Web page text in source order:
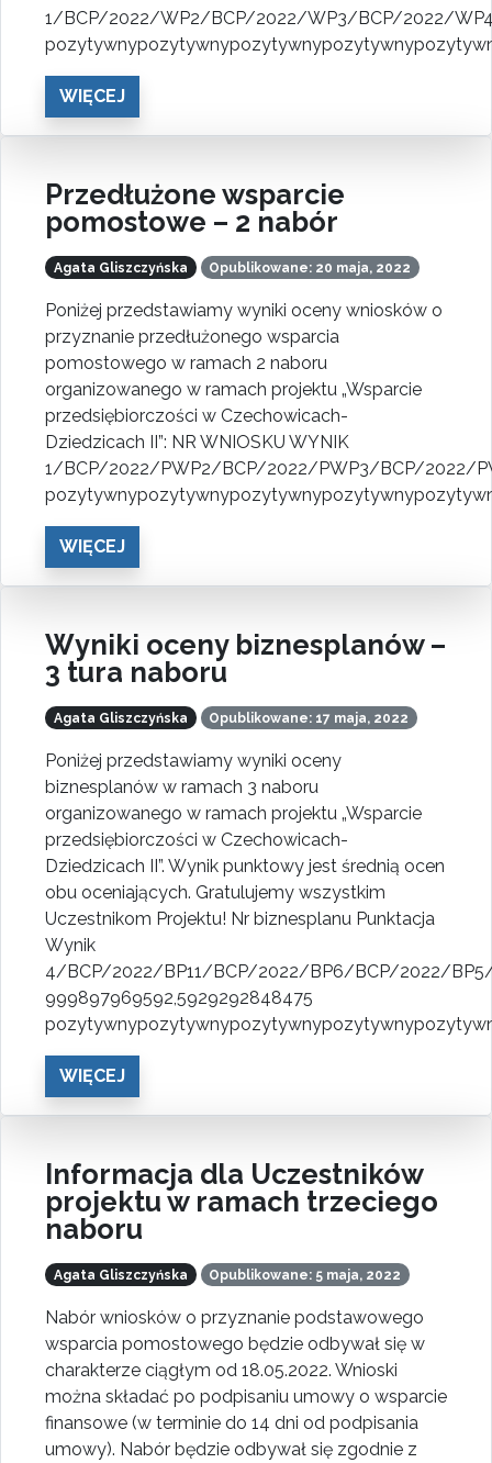
1/BCP/2022/WP2/BCP/2022/WP3/BCP/2022/
WIĘCEJ
Przedłużone wsparcie
pomostowe – 2 nabór
Agata Gliszczyńska Opublikowane: 20 maja, 2022
Poniżej przedstawiamy wyniki oceny wniosków o
przyznanie przedłużonego wsparcia
pomostowego w ramach 2 naboru
organizowanego w ramach projektu „Wsparcie
przedsiębiorczości w Czechowicach-
Dziedzicach II”: NR WNIOSKU WYNIK
1/BCP/2022/PWP2/BCP/2022/PWP3/BCP/2022/
WIĘCEJ
Wyniki oceny biznesplanów –
3 tura naboru
Agata Gliszczyńska Opublikowane: 17 maja, 2022
Poniżej przedstawiamy wyniki oceny
biznesplanów w ramach 3 naboru
organizowanego w ramach projektu „Wsparcie
przedsiębiorczości w Czechowicach-
Dziedzicach II”. Wynik punktowy jest średnią ocen
obu oceniających. Gratulujemy wszystkim
Uczestnikom Projektu! Nr biznesplanu Punktacja
Wynik
4/BCP/2022/BP11/BCP/2022/BP6/BCP/2022/
999897969592,5929292848475
WIĘCEJ
Informacja dla Uczestników
projektu w ramach trzeciego
naboru
Agata Gliszczyńska Opublikowane: 5 maja, 2022
Nabór wniosków o przyznanie podstawowego
wsparcia pomostowego będzie odbywał się w
charakterze ciągłym od 18.05.2022. Wnioski
można składać po podpisaniu umowy o wsparcie
finansowe (w terminie do 14 dni od podpisania
umowy). Nabór będzie odbywał się zgodnie z